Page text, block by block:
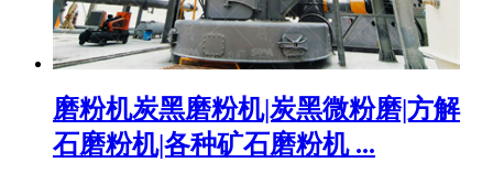
磨粉机炭黑磨粉机|炭黑微粉磨|方解
石磨粉机|各种矿石磨粉机 ...